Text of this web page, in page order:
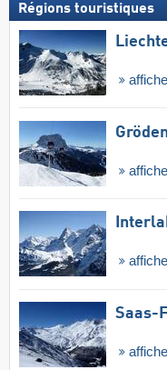
Régions touristiques
Saas-